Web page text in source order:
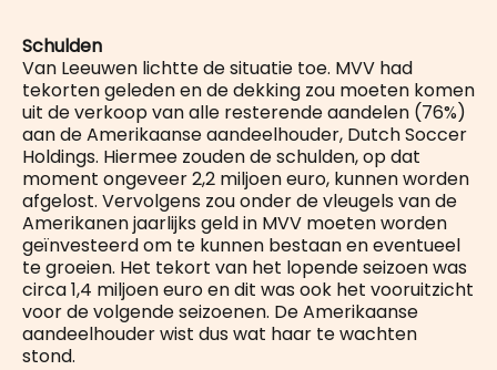
Schulden
Van Leeuwen lichtte de situatie toe. MVV had
tekorten geleden en de dekking zou moeten komen
uit de verkoop van alle resterende aandelen (76%)
aan de Amerikaanse aandeelhouder, Dutch Soccer
Holdings. Hiermee zouden de schulden, op dat
moment ongeveer 2,2 miljoen euro, kunnen worden
afgelost. Vervolgens zou onder de vleugels van de
Amerikanen jaarlijks geld in MVV moeten worden
geïnvesteerd om te kunnen bestaan en eventueel
te groeien. Het tekort van het lopende seizoen was
circa 1,4 miljoen euro en dit was ook het vooruitzicht
voor de volgende seizoenen. De Amerikaanse
aandeelhouder wist dus wat haar te wachten
stond.